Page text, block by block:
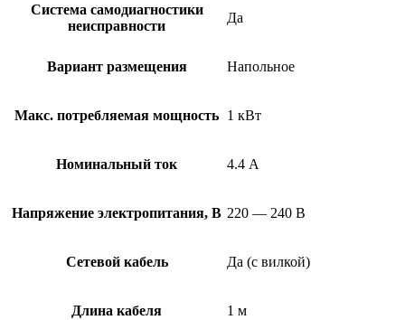
Система самодиагностики
неисправности
Да
Вариант размещения Напольное
Макс. потребляемая мощность 1 кВт
Номинальный ток 4.4 А
Напряжение электропитания, В 220 — 240 В
Сетевой кабель Да (с вилкой)
Длина кабеля 1 м